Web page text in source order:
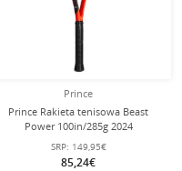
Prince
Prince Rakieta tenisowa Beast
Power 100in/285g 2024
SRP: 149,95€
85,24€